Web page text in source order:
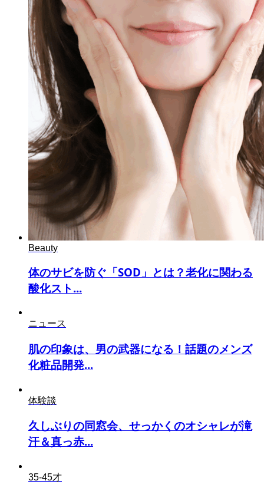
Beauty
体のサビを防ぐ「SOD」とは？老化に関わる
酸化スト...
ニュース
肌の印象は、男の武器になる！話題のメンズ
化粧品開発...
体験談
久しぶりの同窓会、せっかくのオシャレが滝
汗＆真っ赤...
35-45才